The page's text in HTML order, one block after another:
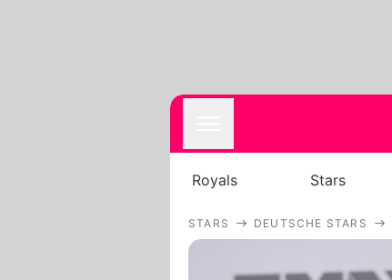
Royals Stars
STARS DEUTSCHE STARS